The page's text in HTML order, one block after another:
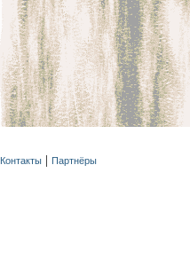
Контакты Партнёры